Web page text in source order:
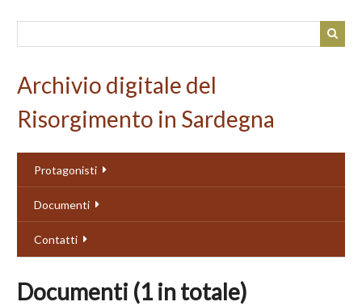
Archivio digitale del
Risorgimento in Sardegna
Protagonisti
Documenti
Contatti
Documenti (1 in totale)